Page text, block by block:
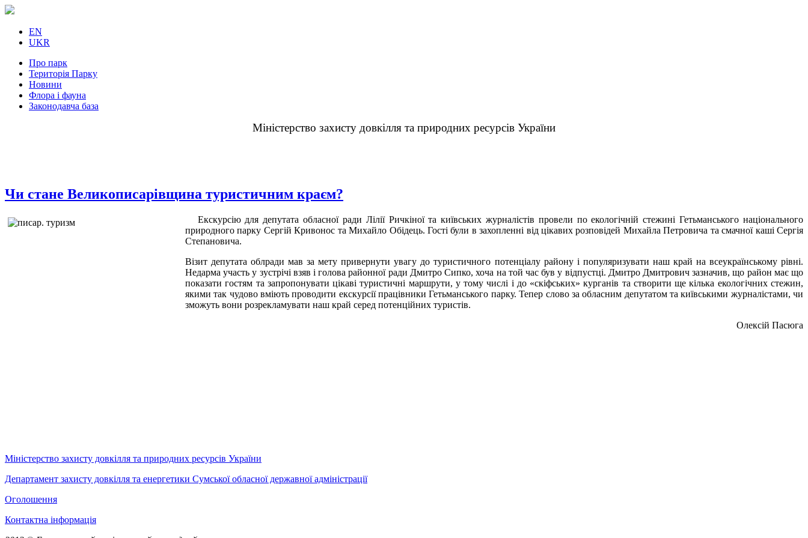
EN
UKR
Про парк
Територія Парку
Новини
Флора і фауна
Законодавча база
Міністерство захисту довкілля та природних ресурсів України
Чи стане Великописарівщина туристичним краєм?
Екскурсію для депутата обласної ради Лілії Ричкіної та київських журналістів провели по екологічній стежині Гетьманського національного
природного парку Сергій Кривонос та Михайло Обідець. Гості були в захопленні від цікавих розповідей Михайла Петровича та смачної каші Сергія
Степановича.
Візит депутата облради мав за мету привернути увагу до туристичного потенціалу району і популяризувати наш край на всеукраїнському рівні.
Недарма участь у зустрічі взяв і голова районної ради Дмитро Сипко, хоча на той час був у відпустці. Дмитро Дмитрович зазначив, що район має що
показати гостям та запропонувати цікаві туристичні маршрути, у тому числі і до «скіфських» курганів та створити ще кілька екологічних стежин,
якими так чудово вміють проводити екскурсії працівники Гетьманського парку. Тепер слово за обласним депутатом та київськими журналістами, чи
зможуть вони розрекламувати наш край серед потенційних туристів.
Олексій Пасюга
Міністерство захисту довкілля та природних ресурсів України
Департамент захисту довкілля та енергетики Сумської обласної державної адміністрації
Оголошення
Контактна інформація